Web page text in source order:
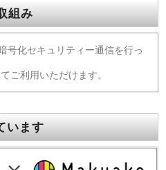
組み
号化セキュリティー通信を行っ
ご利用いただけます。
います